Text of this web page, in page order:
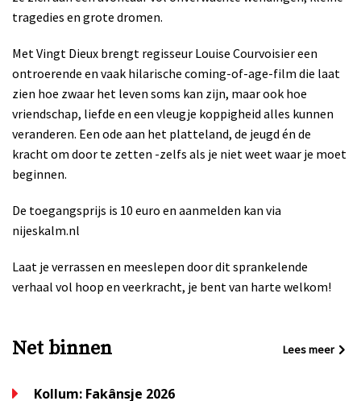
tragedies en grote dromen.
Met Vingt Dieux brengt regisseur Louise Courvoisier een
ontroerende en vaak hilarische coming-of-age-film die laat
zien hoe zwaar het leven soms kan zijn, maar ook hoe
vriendschap, liefde en een vleugje koppigheid alles kunnen
veranderen. Een ode aan het platteland, de jeugd én de
kracht om door te zetten -zelfs als je niet weet waar je moet
beginnen.
De toegangsprijs is 10 euro en aanmelden kan via
nijeskalm.nl
Laat je verrassen en meeslepen door dit sprankelende
verhaal vol hoop en veerkracht, je bent van harte welkom!
Net binnen Lees meer
Kollum: Fakânsje 2026